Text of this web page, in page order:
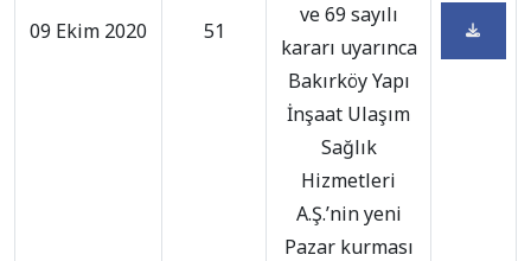
09 Ekim 2020 51
ve 69 sayılı
kararı uyarınca
Bakırköy Yapı
İnşaat Ulaşım
Sağlık
Hizmetleri
A.Ş.’nin yeni
Pazar kurması